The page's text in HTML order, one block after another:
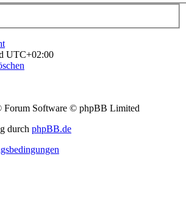
UTC+02:00
Forum Software © phpBB Limited
durch phpBB.de